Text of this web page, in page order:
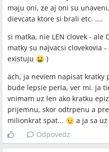
maju oni, ze aj oni su
dievcata ktore si brali etc. ....
si matka, nie LEN clovek - ale
matky su najvacsi clovekovia
existuju
)
ach, ja neviem napisat kratky
bude lepsie perla, ver mi. ja
vnimam uz len ako kratku
prijemnu, skor odtrpenu a
milionkrat spat...
a ja sa
Odpovedz